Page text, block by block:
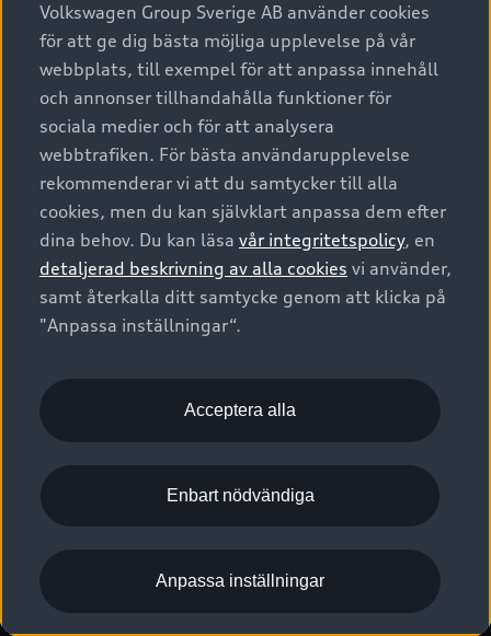
A6 modellerna
SUV
Avant
Audi Sport
Privatleasing
Nya bilar i lager
Begagnade bilar i lager
Audi approved :plus - så gott som nya
Finansiering
Audi exclusive
Provkörning
Service & tillbehör
Audi digital services
Originaltillbehör - köp online
Garantier
Försäkring
Digitala manualer för din Audi
Audi Collection – livsstilsartiklar
Vanliga frågor
2G/3G nätet stängs ned - Hur påverkas min bil av detta?
Tjänstebil
Tjänstebil
Business lease online
Företagsleasing
Om Audi Sverige
Kontakta oss
Audi Återförsäljare/-serviceverkstad
myAudi
Pressmeddelanden
Nyhetsbrev
Vårt hållbarhetsarbete
Lediga tjänster huvudkontor
Lediga tjänster hos Audi Återförsäljare
Kommentar till mediauppgifter om dataläcka
© 2026 AUDI SVERIGE. All Rights Reserved.
Utgivare Juridiskt
Juridiskt Audi AG
Juridiskt Audi Digital Giveaway
Anpassa inställningar för cookies
Visselblåsarkanaler
Volkswagen Group Sverige AB använder cookies
för att ge dig bästa möjliga upplevelse på vår
webbplats, till exempel för att anpassa innehåll
och annonser tillhandahålla funktioner för
sociala medier och för att analysera
webbtrafiken. För bästa användarupplevelse
rekommenderar vi att du samtycker till alla
cookies, men du kan självklart anpassa dem efter
dina behov. Du kan läsa vår integritetspolicy, en
detaljerad beskrivning av alla cookies vi använder,
samt återkalla ditt samtycke genom att klicka på
"Anpassa inställningar“.
Acceptera alla
Enbart nödvändiga
Anpassa inställningar